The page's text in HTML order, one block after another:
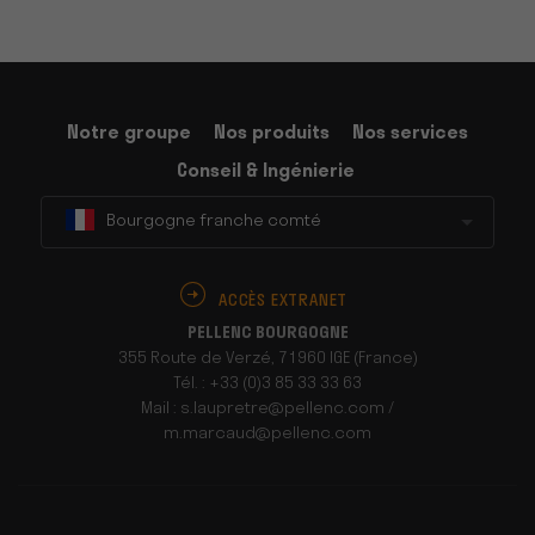
Notre groupe Nos produits
Nos services
Conseil & Ingénierie
Bourgogne franche comté
ACCÈS EXTRANET
PELLENC BOURGOGNE
355 Route de Verzé, 71960 IGE (France)
Tél. : +33 (0)3 85 33 33 63
Mail : s.laupretre@pellenc.com /
m.marcaud@pellenc.com